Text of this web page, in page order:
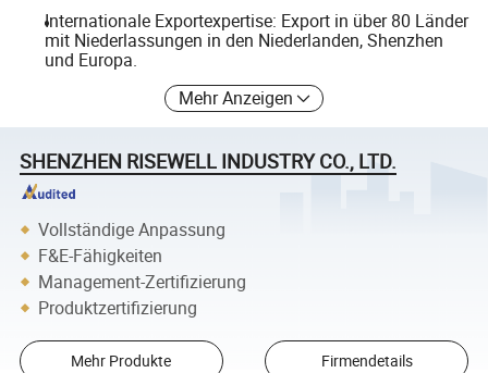
Internationale Exportexpertise: Export in über 80 Länder
mit Niederlassungen in den Niederlanden, Shenzhen
und Europa.
Mehr Anzeigen
SHENZHEN RISEWELL INDUSTRY CO., LTD.
Vollständige Anpassung
F&E-Fähigkeiten
Management-Zertifizierung
Produktzertifizierung
Mehr Produkte Firmendetails